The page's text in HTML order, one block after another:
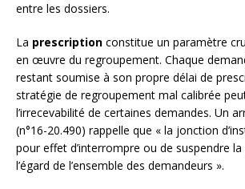
entre les dossiers.
La prescription constitue un paramètre
en œuvre du regroupement. Chaque
restant soumise à son propre délai de
stratégie de regroupement mal calibrée
l’irrecevabilité de certaines demandes. Un
(n°16-20.490) rappelle que « la jonction
pour effet d’interrompre ou de suspendre
l’égard de l’ensemble des demandeurs ».